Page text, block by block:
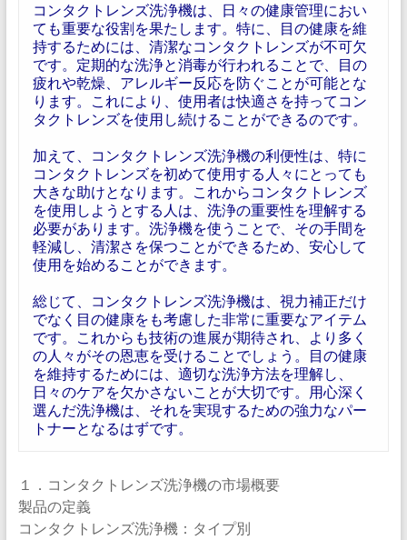
コンタクトレンズ洗浄機は、日々の健康管理におい
ても重要な役割を果たします。特に、目の健康を維
持するためには、清潔なコンタクトレンズが不可欠
です。定期的な洗浄と消毒が行われることで、目の
疲れや乾燥、アレルギー反応を防ぐことが可能とな
ります。これにより、使用者は快適さを持ってコン
タクトレンズを使用し続けることができるのです。
加えて、コンタクトレンズ洗浄機の利便性は、特に
コンタクトレンズを初めて使用する人々にとっても
大きな助けとなります。これからコンタクトレンズ
を使用しようとする人は、洗浄の重要性を理解する
必要があります。洗浄機を使うことで、その手間を
軽減し、清潔さを保つことができるため、安心して
使用を始めることができます。
総じて、コンタクトレンズ洗浄機は、視力補正だけ
でなく目の健康をも考慮した非常に重要なアイテム
です。これからも技術の進展が期待され、より多く
の人々がその恩恵を受けることでしょう。目の健康
を維持するためには、適切な洗浄方法を理解し、
日々のケアを欠かさないことが大切です。用心深く
選んだ洗浄機は、それを実現するための強力なパー
トナーとなるはずです。
１．コンタクトレンズ洗浄機の市場概要
製品の定義
コンタクトレンズ洗浄機：タイプ別